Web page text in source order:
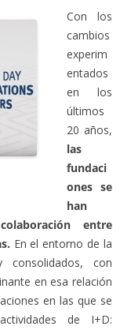
Con los
cambios
experim
entados
en los
últimos
20 años,
las
fundaci
ones se
han
entre
En el entorno de la
consolidados, con
en esa relación
en las que se
de I+D: